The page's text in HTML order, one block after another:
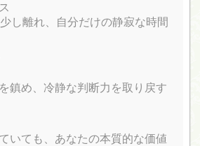
し離れ、自分だけの静寂な時間
鎮め、冷静な判断力を取り戻す
いても、あなたの本質的な価値